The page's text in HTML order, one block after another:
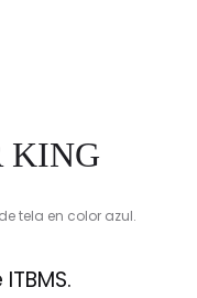
KING
tela en color azul.